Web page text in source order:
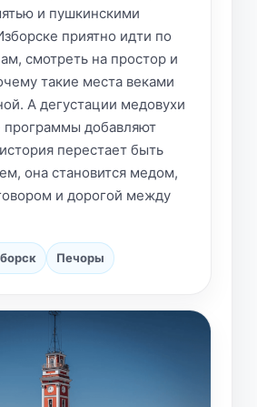
и пушкинскими
приятно идти по
смотреть на простор и
такие места веками
А дегустации медовухи
программы добавляют
перестает быть
она становится медом,
и дорогой между
Печоры